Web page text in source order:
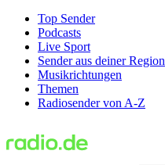
Top Sender
Podcasts
Live Sport
Sender aus deiner Region
Musikrichtungen
Themen
Radiosender von A-Z